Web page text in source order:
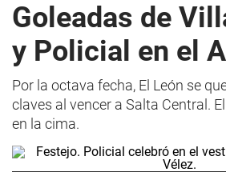
Goleadas de
y Policial en el
Por la octava fecha, El León se
claves al vencer a Salta Central.
en la cima.